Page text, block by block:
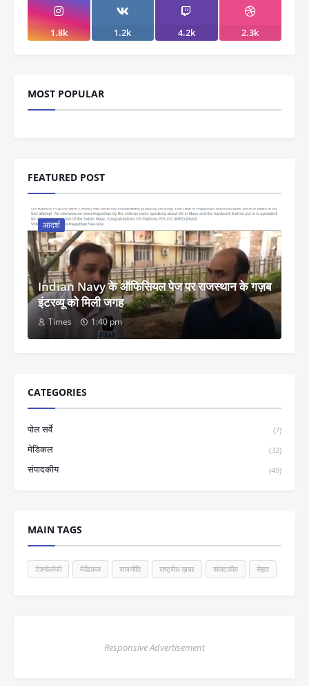
1.8k 1.2k 4.2k 2.3k
MOST POPULAR
FEATURED POST
आदर्श
Indian Navy के ऑफिसियल पेज पर राजस्थान के गज़ब
इंटरव्यू को मिली जगह
Times 1:40 pm
CATEGORIES
पोल सर्वे (7)
मेडिकल (32)
संपादकीय (49)
MAIN TAGS
टेक्नोलॉजी मेडिकल राजनीति राष्ट्रीय ख़बर संपादकीय सेहत
Responsive Advertisement